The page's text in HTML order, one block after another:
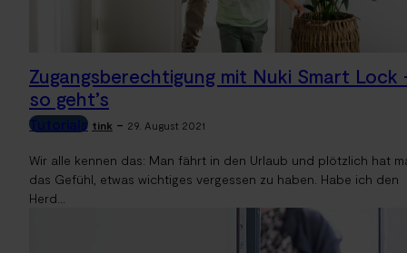
Zugangsberechtigung mit Nuki Smart Lock
so geht’s
Tutorials tink - 29. August 2021
Wir alle kennen das: Man fährt in den Urlaub und plötzlich hat
das Gefühl, etwas wichtiges vergessen zu haben. Habe ich den
Herd...